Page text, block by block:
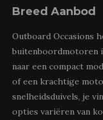
Breed Aanbod
Outboard Occasions
buitenboordmotoren
naar een compact
of een krachtige
snelheidsduivels, je
opties variëren van